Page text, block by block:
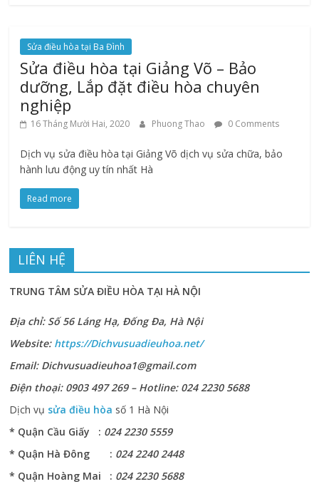
Sửa điều hòa tại Ba Đình
Sửa điều hòa tại Giảng Võ – Bảo
dưỡng, Lắp đặt điều hòa chuyên
nghiệp
16 Tháng Mười Hai, 2020 Phuong Thao 0 Comments
Dịch vụ sửa điều hòa tại Giảng Võ dịch vụ sửa chữa, bảo
hành lưu động uy tín nhất Hà
Read more
LIÊN HỆ
TRUNG TÂM SỬA ĐIỀU HÒA TẠI HÀ NỘI
Địa chỉ: Số 56 Láng Hạ, Đống Đa, Hà Nội
Website: https://Dichvusuadieuhoa.net/
Email: Dichvusuadieuhoa1@gmail.com
Điện thoại: 0903 497 269 – Hotline: 024 2230 5688
Dịch vụ sửa điều hòa số 1 Hà Nội
* Quận Cầu Giấy : 024 2230 5559
* Quận Hà Đông : 024 2240 2448
* Quận Hoàng Mai : 024 2230 5688